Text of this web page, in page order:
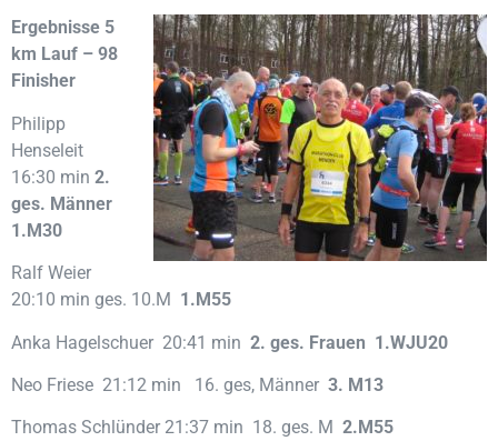
Ergebnisse 5
km Lauf – 98
Finisher
Philipp
Henseleit
16:30 min 2.
ges. Männer
1.M30
Ralf Weier
20:10 min ges. 10.M 1.M55
Anka Hagelschuer 20:41 min 2. ges. Frauen 1.WJU20
Neo Friese 21:12 min 16. ges, Männer 3. M13
Thomas Schlünder 21:37 min 18. ges. M 2.M55